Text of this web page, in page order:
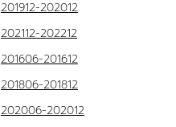
201912-202012
202112-202212
201606-201612
201806-201812
202006-202012